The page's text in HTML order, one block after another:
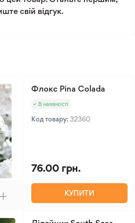
300 грн.
свій відгук.
Флокс Pina Colada
В наявності
Код товару: 32360
76.00 грн.
КУПИТИ